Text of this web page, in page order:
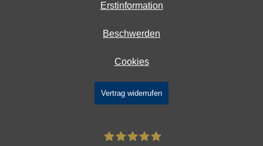
Erstinformation
Beschwerden
Cookies
Vertrag widerrufen